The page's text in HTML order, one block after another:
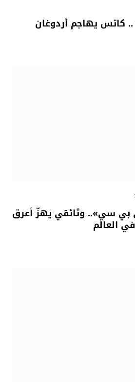
كاتس يهاجم أردوغان
سي».. وثائقي يهزّ أعرق
العالم